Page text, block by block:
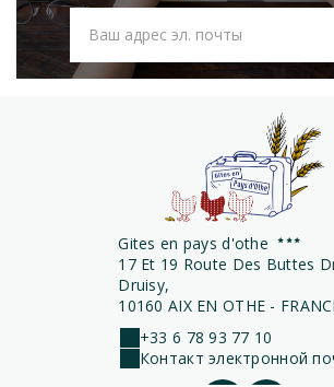
Gites en pays d'othe
17 Et 19 Route Des Buttes
Druisy,
10160 AIX EN OTHE -
+33 6 78 93 77 10
Контакт электронной